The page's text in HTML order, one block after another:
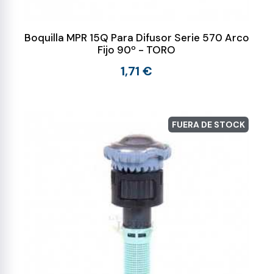
Boquilla MPR 15Q Para Difusor Serie 570 Arco
Fijo 90º - TORO
1,71 €
FUERA DE STOCK